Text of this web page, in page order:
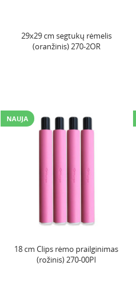
29x29 cm segtukų rėmelis
(oranžinis) 270-2OR
NAUJA
18 cm Clips rėmo prailginimas
(rožinis) 270-00PI